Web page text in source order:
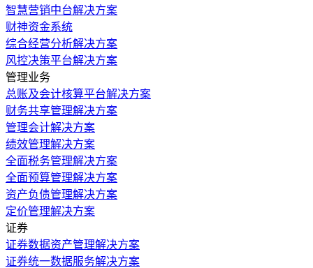
智慧营销中台解决方案
财神资金系统
综合经营分析解决方案
风控决策平台解决方案
管理业务
总账及会计核算平台解决方案
财务共享管理解决方案
管理会计解决方案
绩效管理解决方案
全面税务管理解决方案
全面预算管理解决方案
资产负债管理解决方案
定价管理解决方案
证券
证券数据资产管理解决方案
证券统一数据服务解决方案